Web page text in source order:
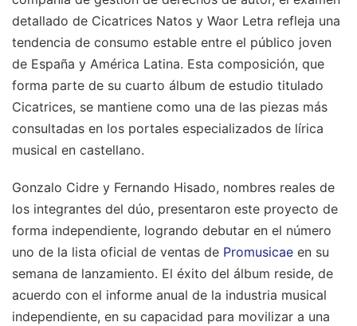
detallado de Cicatrices Natos y Waor Letra refleja una
tendencia de consumo estable entre el público joven
de España y América Latina. Esta composición, que
forma parte de su cuarto álbum de estudio titulado
Cicatrices, se mantiene como una de las piezas más
consultadas en los portales especializados de lírica
musical en castellano.
Gonzalo Cidre y Fernando Hisado, nombres reales de
los integrantes del dúo, presentaron este proyecto de
forma independiente, logrando debutar en el número
uno de la lista oficial de ventas de Promusicae en su
semana de lanzamiento. El éxito del álbum reside, de
acuerdo con el informe anual de la industria musical
independiente, en su capacidad para movilizar a una